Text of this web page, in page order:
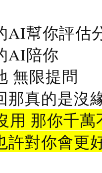
AI幫你評估
AI陪你
無限提問
那真的是沒
用 那你千
許對你會更